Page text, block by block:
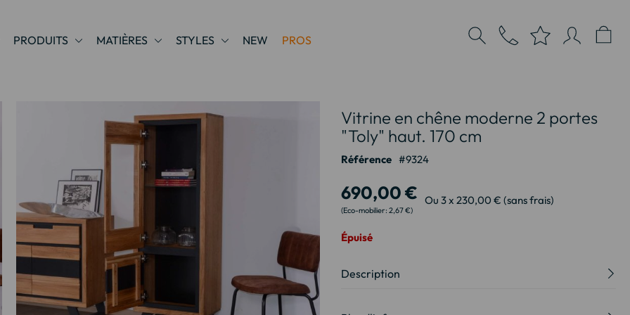
PRODUITS MATIÈRES STYLES NEW PROS
Vitrine en chêne moderne 2 portes
"Toly" haut. 170 cm
Référence 9324
690,00 €
2,67 €
Ou 3 x 230,00 € (sans frais)
Épuisé
Description